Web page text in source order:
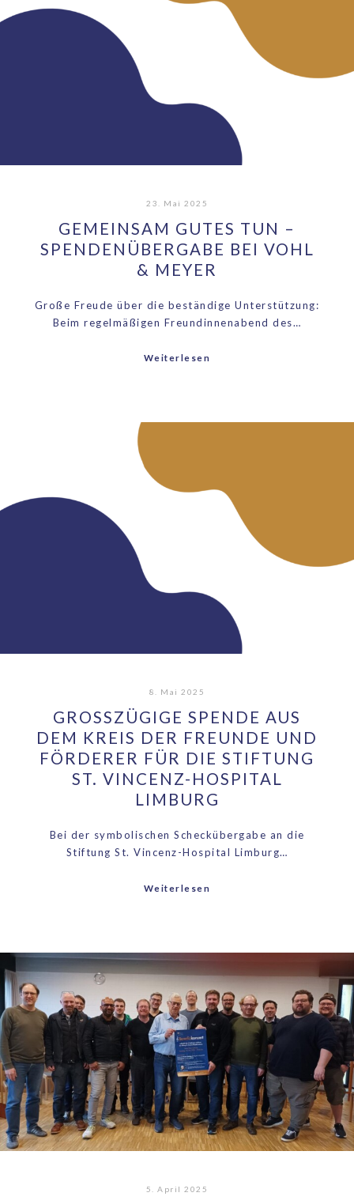
23. Mai 2025
GEMEINSAM GUTES TUN –
SPENDENÜBERGABE BEI VOHL
& MEYER
Große Freude über die beständige Unterstützung:
Beim regelmäßigen Freundinnenabend des…
Weiterlesen
8. Mai 2025
GROSSZÜGIGE SPENDE AUS D
EM KREIS DER FREUNDE UND F
ÖRDERER FÜR DIE STIFTUNG S
T. VINCENZ-HOSPITAL L
IMBURG
Bei der symbolischen Scheckübergabe an die
Stiftung St. Vincenz-Hospital Limburg…
Weiterlesen
5. April 2025